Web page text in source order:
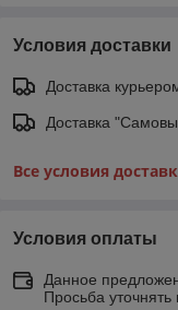
Условия доставки
Доставка
Доставка
Все условия
Условия оплаты
Данное
Просьба